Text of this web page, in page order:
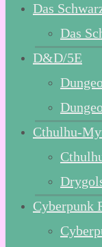
Das
Das
D&D/5E
Cthulhu-
Cyberpunk